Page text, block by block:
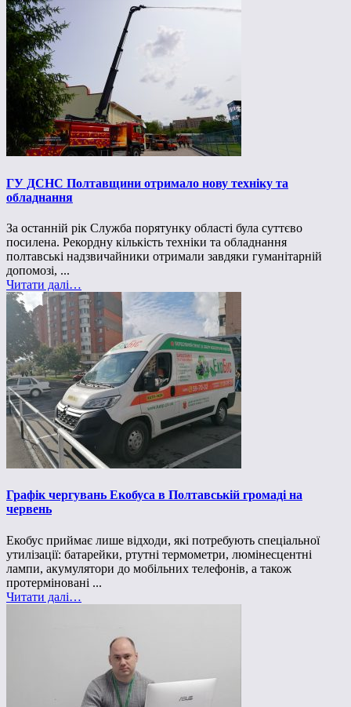
ГУ ДСНС Полтавщини отримало нову техніку та
обладнання
За останній рік Служба порятунку області була суттєво
посилена. Рекордну кількість техніки та обладнання
полтавські надзвичайники отримали завдяки гуманітарній
допомозі, ...
Читати далі…
Графік чергувань Екобуса в Полтавській громаді на
червень
Екобус приймає лише відходи, які потребують спеціальної
утилізації: батарейки, ртутні термометри, люмінесцентні
лампи, акумулятори до мобільних телефонів, а також
протерміновані ...
Читати далі…